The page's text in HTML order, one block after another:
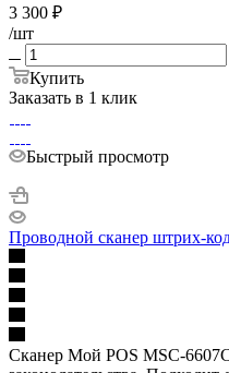
3 300 ₽
/шт
Купить
Заказать в 1 клик
Быстрый просмотр
Проводной сканер штрих-
Сканер Мой POS MSC-